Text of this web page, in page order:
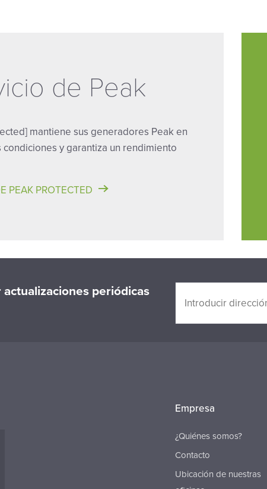
de Peak
mantiene sus generadores Peak en
condiciones y garantiza un rendimiento
PEAK PROTECTED
periódicas
Empresa
¿Quiénes somos?
Contacto
Ubicación de nuestras